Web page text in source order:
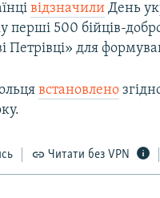
відзначили День
перші 500 бійців-
Петрівці» для
встановлено
Читати без VPN